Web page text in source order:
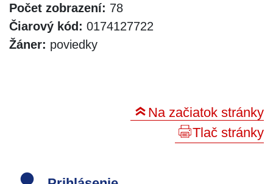
Počet zobrazení: 78
Čiarový kód: 0174127722
Žáner: poviedky
Na začiatok stránky
Tlač stránky